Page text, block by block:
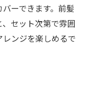
ーできます。前髪
セット次第で雰囲
ンジを楽しめるで